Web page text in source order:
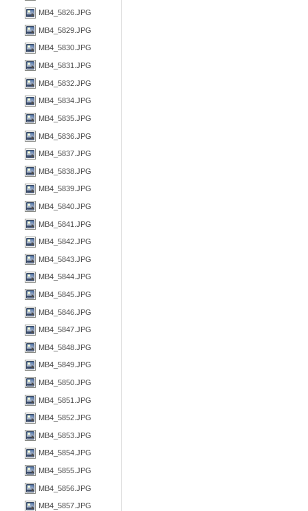
MB4_5826.JPG
MB4_5829.JPG
MB4_5830.JPG
MB4_5831.JPG
MB4_5832.JPG
MB4_5834.JPG
MB4_5835.JPG
MB4_5836.JPG
MB4_5837.JPG
MB4_5838.JPG
MB4_5839.JPG
MB4_5840.JPG
MB4_5841.JPG
MB4_5842.JPG
MB4_5843.JPG
MB4_5844.JPG
MB4_5845.JPG
MB4_5846.JPG
MB4_5847.JPG
MB4_5848.JPG
MB4_5849.JPG
MB4_5850.JPG
MB4_5851.JPG
MB4_5852.JPG
MB4_5853.JPG
MB4_5854.JPG
MB4_5855.JPG
MB4_5856.JPG
MB4_5857.JPG